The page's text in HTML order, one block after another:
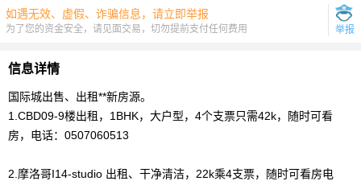
如遇无效、虚假、诈骗信息，请立即举报
为了您的资金安全，请见面交易，切勿提前支付任何费用 举报
信息详情
国际城出售、出租**新房源。
1.CBD09-9楼出租，1BHK，大户型，4个支票只需42k，随时可看
房，电话：0507060513
2.摩洛哥I14-studio 出租、干净清洁，22k乘4支票，随时可看房电